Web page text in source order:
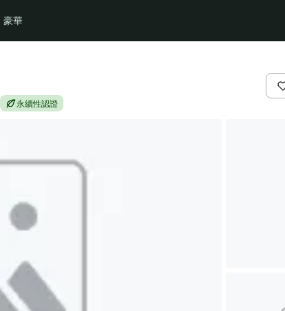
豪華
永續性認證